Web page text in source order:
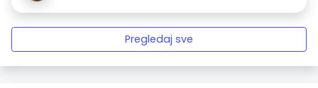
Pregledaj sve